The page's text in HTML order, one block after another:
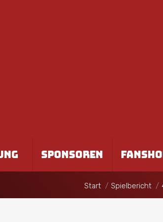
SPONSOREN
Sie befinden sich
Start Spielbericht